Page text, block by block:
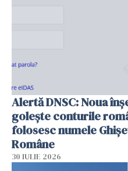
Alertă DNSC: Noua
golește conturile
folosesc numele
Române
30 IULIE 2026